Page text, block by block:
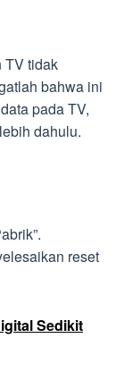
TV tidak
bahwa ini
pada TV,
dahulu.
reset
Sedikit